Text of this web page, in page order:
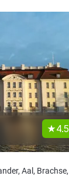
4.5
Aal, Brachse,